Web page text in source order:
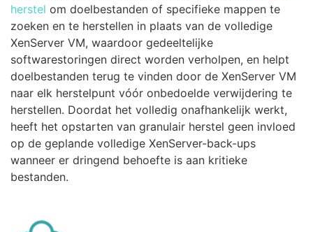
herstel om doelbestanden of specifieke mappen te
zoeken en te herstellen in plaats van de volledige
XenServer VM, waardoor gedeeltelijke
softwarestoringen direct worden verholpen, en helpt
doelbestanden terug te vinden door de XenServer VM
naar elk herstelpunt vóór onbedoelde verwijdering te
herstellen. Doordat het volledig onafhankelijk werkt,
heeft het opstarten van granulair herstel geen invloed
op de geplande volledige XenServer-back-ups
wanneer er dringend behoefte is aan kritieke
bestanden.